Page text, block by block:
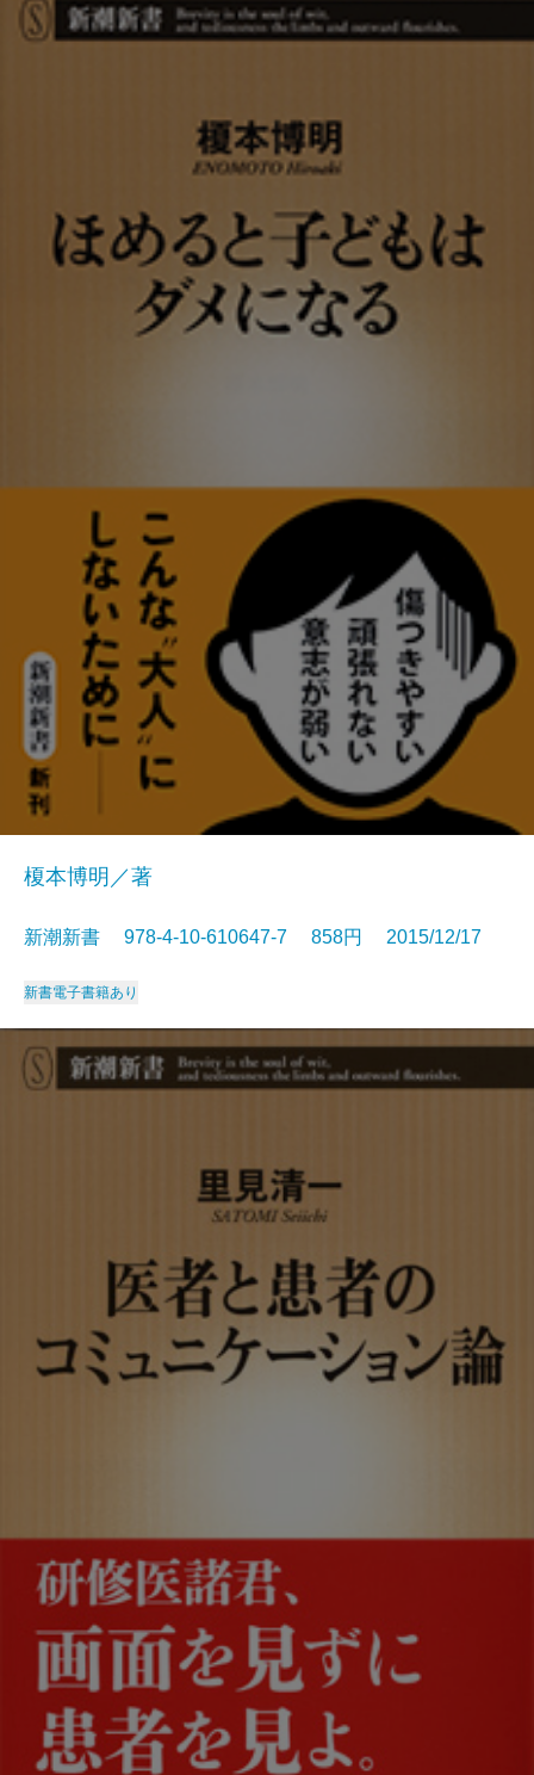
榎本博明／著
新潮新書 978-4-10-610647-7 858円 2015/12/17
新書電子書籍あり